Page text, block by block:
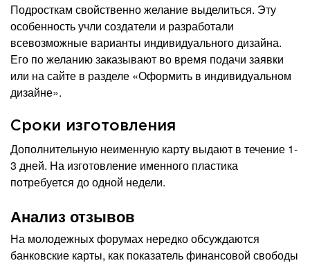
Подросткам свойственно желание выделиться. Эту
особенность учли создатели и разработали
всевозможные варианты индивидуального дизайна.
Его по желанию заказывают во время подачи заявки
или на сайте в разделе «Оформить в индивидуальном
дизайне».
Сроки изготовления
Дополнительную неименную карту выдают в течение 1-
3 дней. На изготовление именного пластика
потребуется до одной недели.
Анализ отзывов
На молодежных форумах нередко обсуждаются
банковские карты, как показатель финансовой свободы